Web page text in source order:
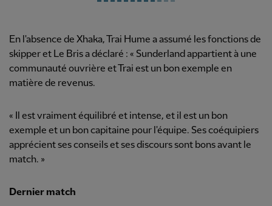
En l'absence de Xhaka, Trai Hume a assumé les fonctions de
skipper et Le Bris a déclaré : « Sunderland appartient à une
communauté ouvrière et Trai est un bon exemple en
matière de revenus.
« Il est vraiment équilibré et intense, et il est un bon
exemple et un bon capitaine pour l'équipe. Ses coéquipiers
apprécient ses conseils et ses discours sont bons avant le
match. »
Dernier match